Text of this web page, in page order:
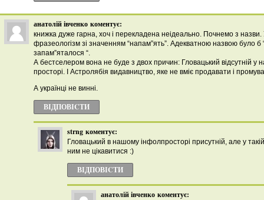
анатолій івченко коментує:
книжка дуже гарна, хоч і перекладена неідеально. Почнемо з назви.
фразеологізм зі значенням “напам”ять”. Адекватною назвою було
запам”яталося “.
А бестселером вона не буде з двох причин: Гловацький відсутній у
просторі. І Астролябія видавництво, яке не вміє продавати і
А українці не винні.
ВІДПОВІCТИ
strng коментує:
Гловацький в нашому інфолпросторі присутній, але у
ним не цікавитися :)
ВІДПОВІCТИ
анатолій івченко коментує: